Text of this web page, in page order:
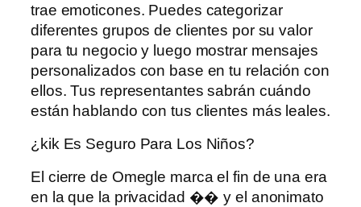
trae emoticones. Puedes categorizar
diferentes grupos de clientes por su valor
para tu negocio y luego mostrar mensajes
personalizados con base ​​en tu relación con
ellos. Tus representantes sabrán cuándo
están hablando con tus clientes más leales.
¿kik Es Seguro Para Los Niños?
El cierre de Omegle marca el fin de una era
en la que la privacidad �� y el anonimato